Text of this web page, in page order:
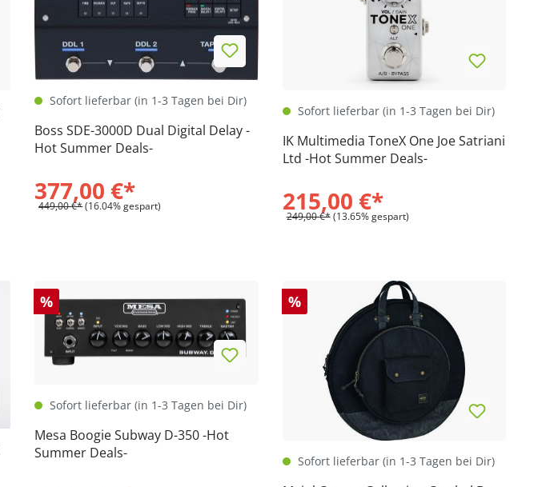
Sofort lieferbar (in 1-3 Tagen bei Dir)
Boss SDE-3000D Dual Digital Delay -
Hot Summer Deals-
377,00 €*
449,00 €*(16.04% gespart)
Sofort lieferbar (in 1-3 Tagen bei Dir)
IK Multimedia ToneX One Joe Satriani
Ltd -Hot Summer Deals-
215,00 €*
249,00 €*(13.65% gespart)
%
Sofort lieferbar (in 1-3 Tagen bei Dir)
Mesa Boogie Subway D-350 -Hot
Summer Deals-
%
Sofort lieferbar (in 1-3 Tagen bei Dir)